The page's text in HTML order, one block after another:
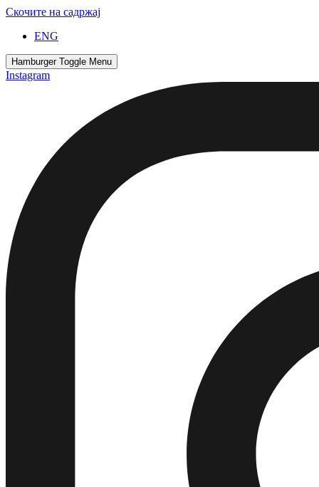
Скочите на садржај
ENG
Hamburger Toggle Menu
Instagram